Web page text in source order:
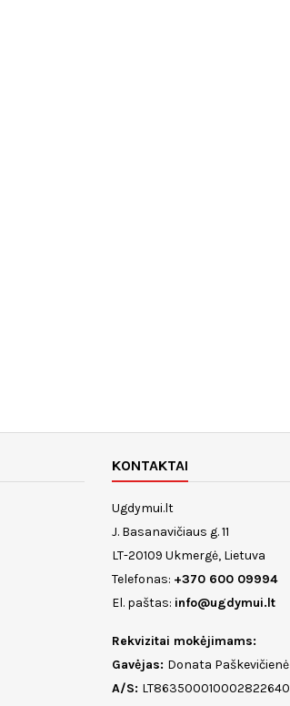
KONTAKTAI
Ugdymui.lt
J. Basanavičiaus g. 11
LT-20109 Ukmergė, Lietuva
Telefonas: +370 600 09994
El. paštas: info@ugdymui.lt
Rekvizitai mokėjimams:
Gavėjas: Donata Paškevičienė
A/S: LT863500010002822640